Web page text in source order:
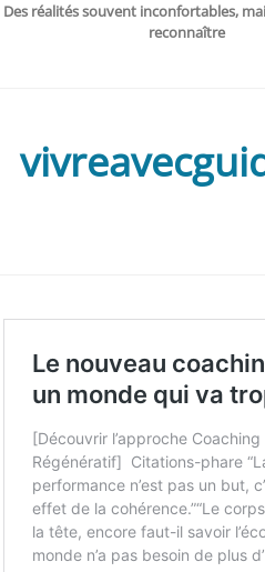
Des réalités souvent inconfortables,
reconnaître